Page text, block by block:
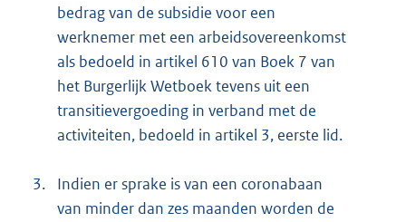
bedrag van de subsidie voor een
werknemer met een arbeidsovereenkomst
als bedoeld in artikel 610 van Boek 7 van
het Burgerlijk Wetboek tevens uit een
transitievergoeding in verband met de
activiteiten, bedoeld in artikel 3, eerste lid.
3.
Indien er sprake is van een coronabaan
van minder dan zes maanden worden de